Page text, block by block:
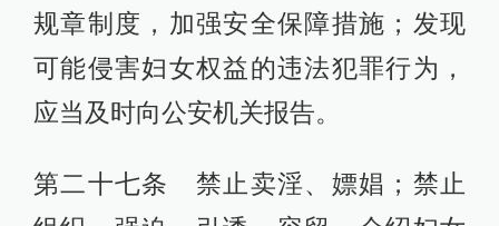
规章制度，加强安全保障措施；发现
可能侵害妇女权益的违法犯罪行为，
应当及时向公安机关报告。
第二十七条 禁止卖淫、嫖娼；禁止